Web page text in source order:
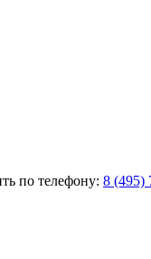
по телефону: 8 (495)